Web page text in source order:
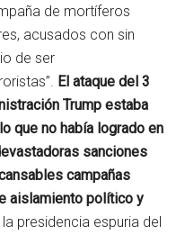
de mortíferos
acusados con sin
de ser
El ataque del 3
Trump estaba
que no había logrado en
sanciones
campañas
aislamiento político y
presidencia espuria del